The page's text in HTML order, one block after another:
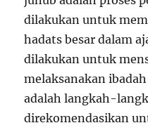
dilakukan untuk
hadats besar dalam
dilakukan untuk
melaksanakan
adalah langkah-
direkomendasikan